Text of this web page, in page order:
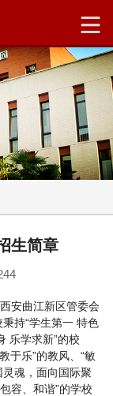
生简章
安曲江新区管委会
持“学生第一 特色
乐学求新”的校
于乐”的教风、“敏
魂，面向国际聚
容、和谐”的学校